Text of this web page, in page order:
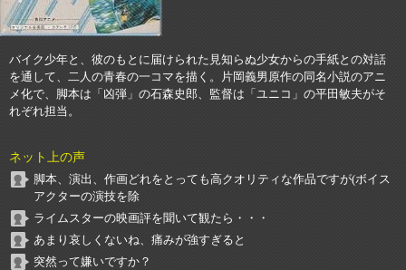
バイク少年と、彼のもとに届けられた見知らぬ少女からの手紙との対話
を通して、二人の青春の一コマを描く。片岡義男原作の同名小説のアニ
メ化で、脚本は「凶弾」の石森史郎、監督は「ユニコ」の平田敏夫がそ
れぞれ担当。
ネット上の声
脚本、演出、作画どれをとっても高クオリティな作品ですが(ボイス
アクターの演技を除
ライムスターの映画評を聞いて観たら・・・
あまり哀しくないね、痛みが強すぎると
突然って嫌いですか？